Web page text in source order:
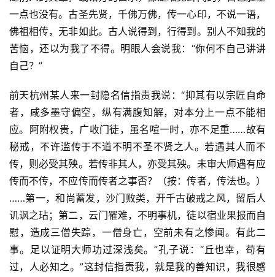
一点也没有。古圣先贤，千佛万佛，传一心印，不说一语，
佛祖相传，无非如此。古人说得到，行得到。别人不知我的
苦恼，还以为我了不得。明眼人会说我：“你何不自己讲讲
自己？”
前天杭州某人来一封隐名信指责我说：“抑其有以宗匠自命
者，咸多墨守偏空，纵有满腹知解，对本分上一点不能相
应。阿附权贵，广收门徒，虽名喧一时，亦不足重……故有
秘戒，不许滥传于不道不明不圣不贤之人。若遇其人而不
传，则必受其殃。若传非其人，亦受其殃。未审大师遇有应
传而不传，不应传而传者之事否？（按：传者，传法也。）
……第一，和尚蓄发，沙门败类，开千古破戒之风，留后人
讥讽之玷；第二，云门罹难，不明事机，徒以宿业果报而自
慰，造成三僧失踪，一僧身亡，空前未有之惨闻。有此二
事。足以证明大师功过深浅矣。”孔子说：“丘也幸，苟有
过，人必知之。”这封信指责我，就是我的善知识，我很感